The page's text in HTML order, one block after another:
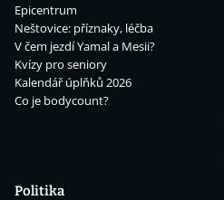
Epicentrum
Neštovice: příznaky, léčba
V čem jezdí Yamal a Mesii?
Kvízy pro seniory
Kalendář úplňků 2026
Co je bodycount?
Politika